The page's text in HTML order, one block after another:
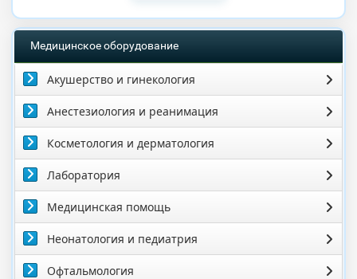
Медицинское оборудование
Акушерство и гинекология
Анестезиология и реанимация
Косметология и дерматология
Лаборатория
Медицинская помощь
Неонатология и педиатрия
Офтальмология